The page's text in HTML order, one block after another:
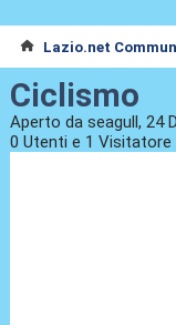
Lazio.net
Ciclismo
Aperto da seagull, 24
0 Utenti e 1